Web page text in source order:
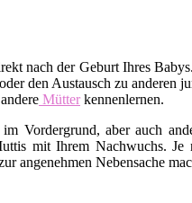
nach der Geburt Ihres
den Austausch zu anderen
Mütterkennenlernen.
Vordergrund, aber auch
mit Ihrem Nachwuchs.
angenehmen Nebensache